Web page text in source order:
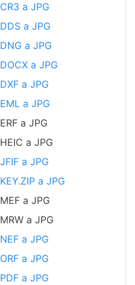
CR3 a JPG
DDS a JPG
DNG a JPG
DOCX a JPG
DXF a JPG
EML a JPG
ERF a JPG
HEIC a JPG
JFIF a JPG
KEY.ZIP a JPG
MEF a JPG
MRW a JPG
NEF a JPG
ORF a JPG
PDF a JPG